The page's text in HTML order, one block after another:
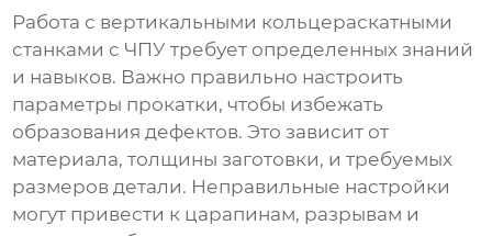
Работа с вертикальными кольцераскатными
станками с ЧПУ требует определенных знаний
и навыков. Важно правильно настроить
параметры прокатки, чтобы избежать
образования дефектов. Это зависит от
материала, толщины заготовки, и требуемых
размеров детали. Неправильные настройки
могут привести к царапинам, разрывам и